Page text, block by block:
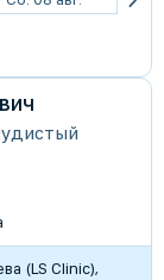
(LS Clinic),